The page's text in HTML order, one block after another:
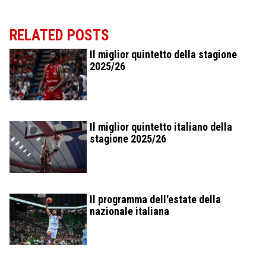
RELATED POSTS
Il miglior quintetto della stagione
2025/26
Il miglior quintetto italiano della
stagione 2025/26
Il programma dell'estate della
nazionale italiana